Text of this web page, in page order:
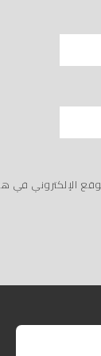
الإلكتروني في